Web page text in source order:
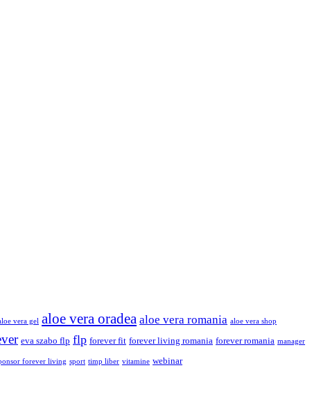
vera gel aloe vera oradea aloe vera romania aloe vera shop
eva szabo flp flp forever fit forever living romania forever romania manager
forever living sport timp liber vitamine webinar